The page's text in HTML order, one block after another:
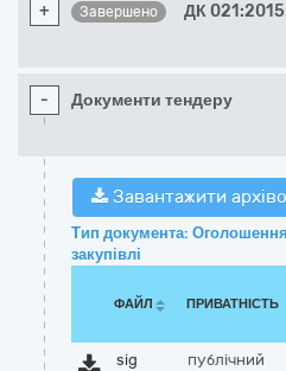
+ Завершено ДК
- Документи тендеру
Завантажити
Тип документа:
закупівлі
ФАЙЛ ПРИВАТНІСТЬ
sig
публічний